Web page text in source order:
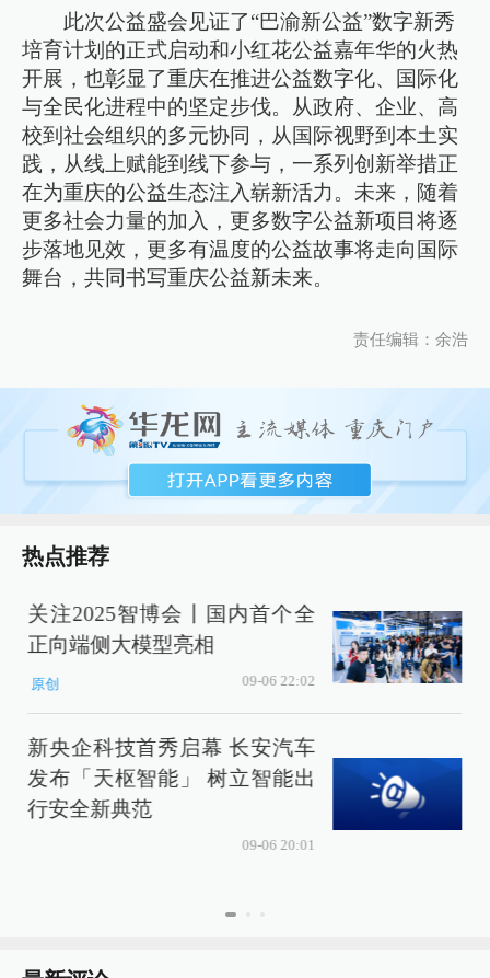
此次公益盛会见证了“巴渝新公益”数字新秀
培育计划的正式启动和小红花公益嘉年华的火热
开展，也彰显了重庆在推进公益数字化、国际化
与全民化进程中的坚定步伐。从政府、企业、高
校到社会组织的多元协同，从国际视野到本土实
践，从线上赋能到线下参与，一系列创新举措正
在为重庆的公益生态注入崭新活力。未来，随着
更多社会力量的加入，更多数字公益新项目将逐
步落地见效，更多有温度的公益故事将走向国际
舞台，共同书写重庆公益新未来。
责任编辑：余浩
热点推荐
关注2025智博会丨国内首个全
正向端侧大模型亮相
原创 09-06 22:02
新央企科技首秀启幕 长安汽车
发布「天枢智能」 树立智能出
行安全新典范
09-06 20:01